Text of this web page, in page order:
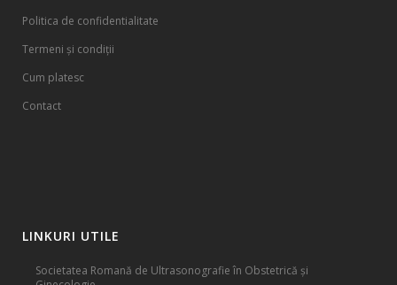
Politica de confidentialitate
Termeni și condiții
Cum platesc
Contact
LINKURI UTILE
Societatea Romană de Ultrasonografie în Obstetrică și